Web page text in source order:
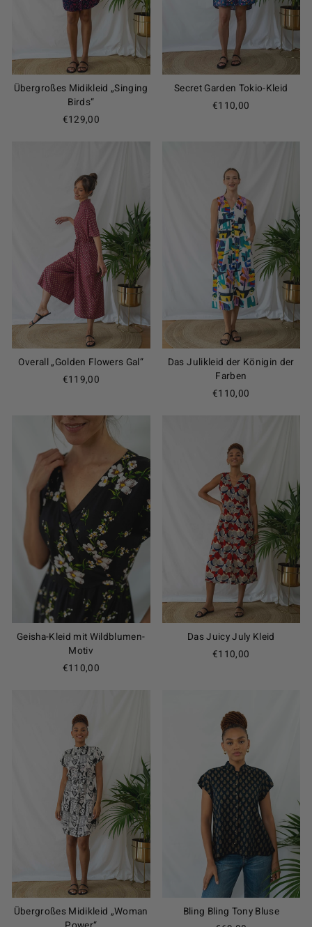
Übergroßes Midikleid „Singing
Birds“
€129,00
Secret Garden Tokio-Kleid
€110,00
Overall „Golden Flowers Gal“
€119,00
Das Julikleid der Königin der
Farben
€110,00
Geisha-Kleid mit Wildblumen-
Motiv
€110,00
Das Juicy July Kleid
€110,00
Übergroßes Midikleid „Woman
Bling Bling Tony Bluse